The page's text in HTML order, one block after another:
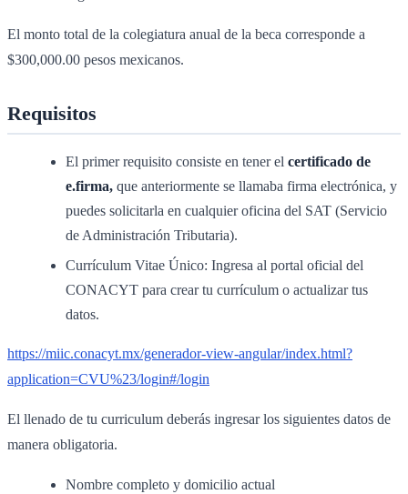
El monto total de la colegiatura anual de la beca corresponde a
$300,000.00 pesos mexicanos.
Requisitos
El primer requisito consiste en tener el certificado de
e.firma, que anteriormente se llamaba firma electrónica, y
puedes solicitarla en cualquier oficina del SAT (Servicio
de Administración Tributaria).
Currículum Vitae Único: Ingresa al portal oficial del
CONACYT para crear tu currículum o actualizar tus
datos.
https://miic.conacyt.mx/generador-view-angular/index.html?
application=CVU%23/login#/login
El llenado de tu curriculum deberás ingresar los siguientes datos de
manera obligatoria.
Nombre completo y domicilio actual